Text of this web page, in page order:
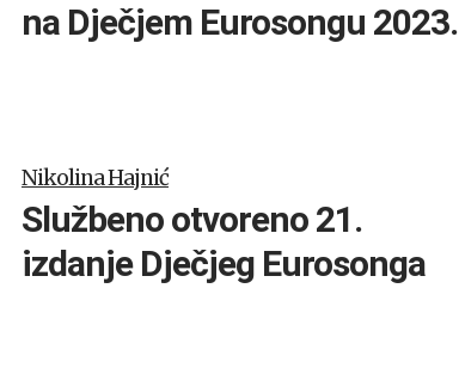
na Dječjem Eurosongu 2023.
Nikolina Hajnić
Službeno otvoreno 21.
izdanje Dječjeg Eurosonga